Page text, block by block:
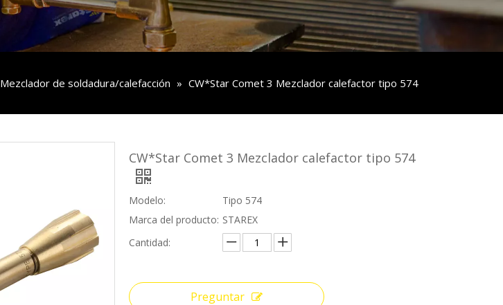
Mezclador de soldadura/calefacción » CW*Star Comet 3 Mezclador calefactor tipo 574
CW*Star Comet 3 Mezclador calefactor tipo 574
Modelo:
Tipo 574
Marca del producto: STAREX
Cantidad:
Preguntar